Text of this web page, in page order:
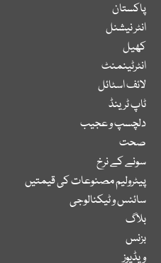
پاکستان
انٹر نیشنل
کھیل
انٹرٹینمنٹ
لائف اسٹائل
ٹاپ ٹرینڈ
دلچسپ و عجیب
صحت
سونے کے نرخ
پیٹرولیم مصنوعات کی قیمتیں
سائنس و ٹیکنالوجی
بلاگ
بزنس
ویڈیوز